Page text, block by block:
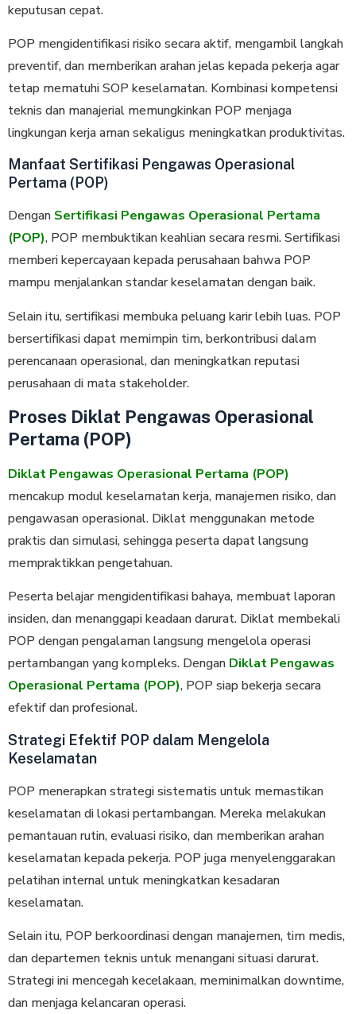
keputusan cepat.
POP mengidentifikasi risiko secara aktif, mengambil langkah
preventif, dan memberikan arahan jelas kepada pekerja agar
tetap mematuhi SOP keselamatan. Kombinasi kompetensi
teknis dan manajerial memungkinkan POP menjaga
lingkungan kerja aman sekaligus meningkatkan produktivitas.
Manfaat Sertifikasi Pengawas Operasional
Pertama (POP)
Dengan Sertifikasi Pengawas Operasional Pertama
(POP), POP membuktikan keahlian secara resmi. Sertifikasi
memberi kepercayaan kepada perusahaan bahwa POP
mampu menjalankan standar keselamatan dengan baik.
Selain itu, sertifikasi membuka peluang karir lebih luas. POP
bersertifikasi dapat memimpin tim, berkontribusi dalam
perencanaan operasional, dan meningkatkan reputasi
perusahaan di mata stakeholder.
Proses Diklat Pengawas Operasional
Pertama (POP)
Diklat Pengawas Operasional Pertama (POP)
mencakup modul keselamatan kerja, manajemen risiko, dan
pengawasan operasional. Diklat menggunakan metode
praktis dan simulasi, sehingga peserta dapat langsung
mempraktikkan pengetahuan.
Peserta belajar mengidentifikasi bahaya, membuat laporan
insiden, dan menanggapi keadaan darurat. Diklat membekali
POP dengan pengalaman langsung mengelola operasi
pertambangan yang kompleks. Dengan Diklat Pengawas
Operasional Pertama (POP), POP siap bekerja secara
efektif dan profesional.
Strategi Efektif POP dalam Mengelola
Keselamatan
POP menerapkan strategi sistematis untuk memastikan
keselamatan di lokasi pertambangan. Mereka melakukan
pemantauan rutin, evaluasi risiko, dan memberikan arahan
keselamatan kepada pekerja. POP juga menyelenggarakan
pelatihan internal untuk meningkatkan kesadaran
keselamatan.
Selain itu, POP berkoordinasi dengan manajemen, tim medis,
dan departemen teknis untuk menangani situasi darurat.
Strategi ini mencegah kecelakaan, meminimalkan downtime,
dan menjaga kelancaran operasi.